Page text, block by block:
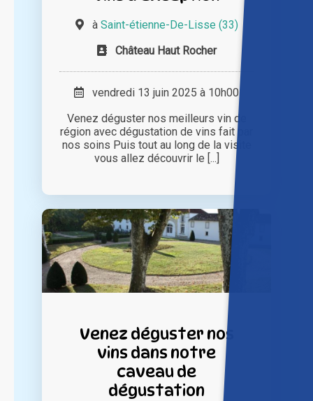
à Saint-étienne-De-Lisse (33)
Château Haut Rocher
vendredi 13 juin 2025 à 10h00
Venez déguster nos meilleurs vin de
région avec dégustation de vins fait par
nos soins Puis tout au long de la visite
vous allez découvrir le [...]
Venez déguster nos
vins dans notre
caveau de
dégustation